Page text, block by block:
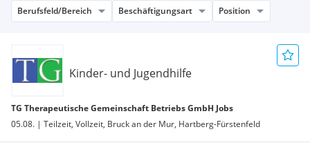
Berufsfeld/Bereich Beschäftigungsart Position
Kinder- und Jugendhilfe
TG Therapeutische Gemeinschaft Betriebs GmbH Jobs
05.08. | Teilzeit, Vollzeit, Bruck an der Mur, Hartberg-Fürstenfeld